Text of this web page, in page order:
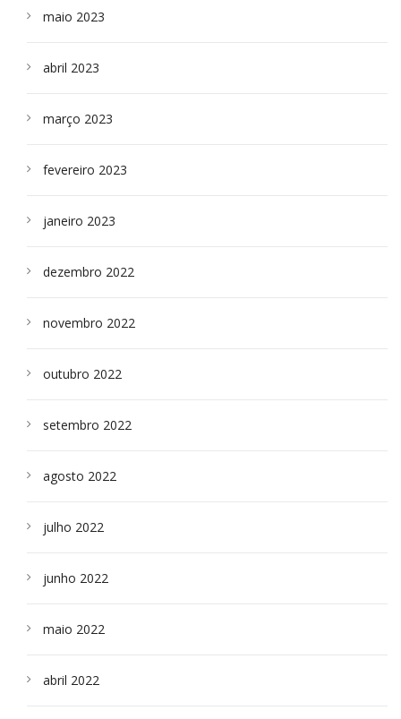
maio 2023
abril 2023
março 2023
fevereiro 2023
janeiro 2023
dezembro 2022
novembro 2022
outubro 2022
setembro 2022
agosto 2022
julho 2022
junho 2022
maio 2022
abril 2022